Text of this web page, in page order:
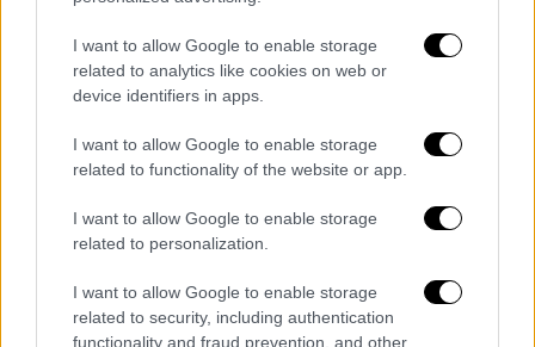
I want to allow Google to enable storage
related to analytics like cookies on web or
device identifiers in apps.
I want to allow Google to enable storage
related to functionality of the website or app.
I want to allow Google to enable storage
related to personalization.
I want to allow Google to enable storage
related to security, including authentication
functionality and fraud prevention, and other
Παράλληλα, ο47χρονος Ρίτσαρντ Νάιτ,
εκτελέστηκε χθες βράδυ με ένεση
θανατηφόρου διαλύματος
δολοφονίας γυναίκας και της 4χρονης κόρης
Η εκτέλεση αυτήαύξησε σε 14 το σύνολο
Την περασμένη χρονιά έγιναν47 και ο
αριθμός αυτός ήταν υπερδιπλάσιος σε